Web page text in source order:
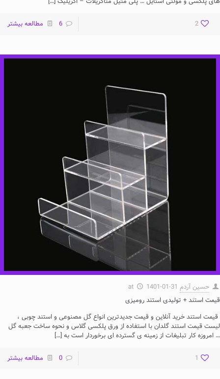
2
6 مطالعه بیشتر
حسین آردم at
1401-01-31
قیمت استند + تولیدی استند رومیزی
قیمت استند خرید آنلاین و قیمت جدیدترین انواع گل مصنوعی و استند چوبی ،
لیست قیمت استند گلدان با استفاده از ورق پلکسی گلاس و نحوه ساخت جعبه گل
… امروزه کار تبلیغات از زمینه ی گسترده ای برخوردار است به[…]
1
0 مطالعه بیشتر